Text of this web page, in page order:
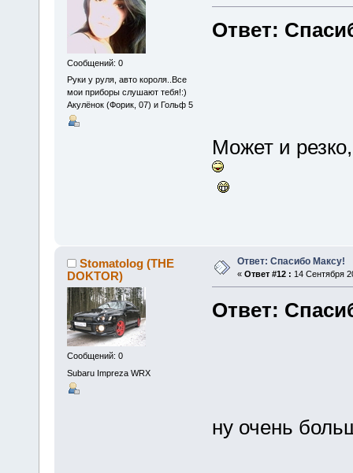
Сообщений: 0
Руки у руля, авто короля..Все
мои приборы слушают тебя!:)
Акулёнок (Форик, 07) и Гольф 5
Ответ:
Может и
Stomatolog (THE
DOKTOR)
Сообщений: 0
Subaru Impreza WRX
Ответ: Спасибо Максу!
« Ответ #12 : 14 Сентября
Ответ:
ну очень